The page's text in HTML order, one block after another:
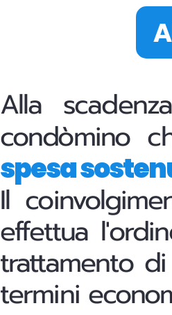
Alla
condòmino
spesa
Il
effettua
trattamento
termini